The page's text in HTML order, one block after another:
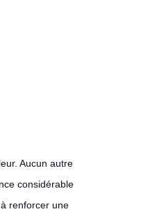
Aucun autre
considérable
renforcer une